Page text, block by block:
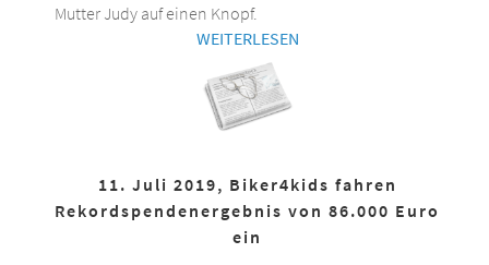
Mutter Judy auf einen Knopf.
WEITERLESEN
11. Juli 2019, Biker4kids fahren
Rekordspendenergebnis von 86.000 Euro
ein